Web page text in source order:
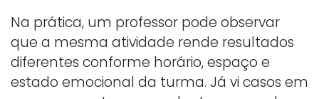
Na prática, um professor pode observar
que a mesma atividade rende resultados
diferentes conforme horário, espaço e
estado emocional da turma. Já vi casos em